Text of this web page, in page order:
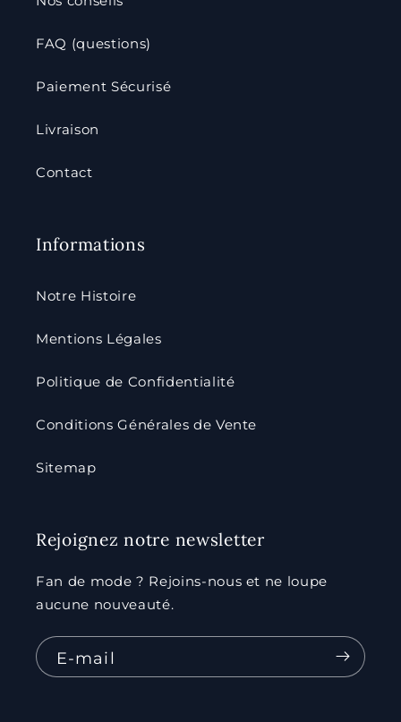
FAQ (questions)
Paiement Sécurisé
Livraison
Contact
Informations
Notre Histoire
Mentions Légales
Politique de Confidentialité
Conditions Générales de Vente
Sitemap
Rejoignez notre newsletter
Fan de mode ? Rejoins-nous et ne loupe
aucune nouveauté.
E-mail